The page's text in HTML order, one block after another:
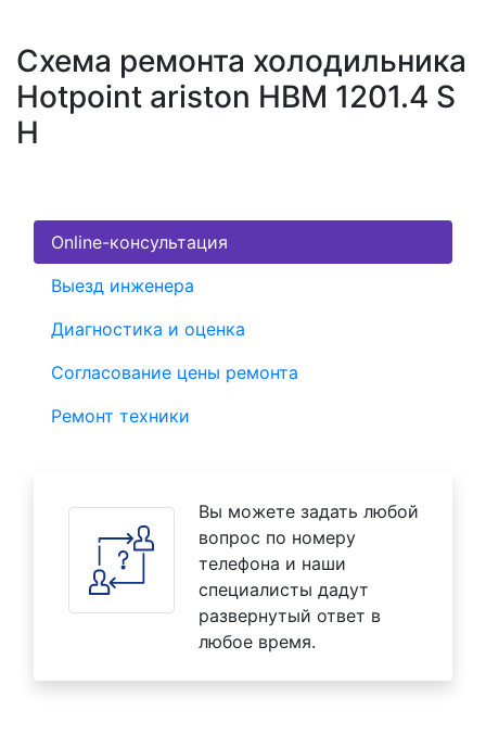
Схема ремонта холодильника
Hotpoint ariston HBM 1201.4 S
H
Online-консультация
Выезд инженера
Диагностика и оценка
Согласование цены ремонта
Ремонт техники
Вы можете задать любой
вопрос по номеру
телефона и наши
специалисты дадут
развернутый ответ в
любое время.